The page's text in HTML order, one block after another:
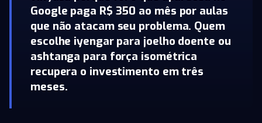
Google paga R$ 350 ao mês por aulas
que não atacam seu problema. Quem
escolhe iyengar para joelho doente ou
ashtanga para força isométrica
recupera o investimento em três
meses.